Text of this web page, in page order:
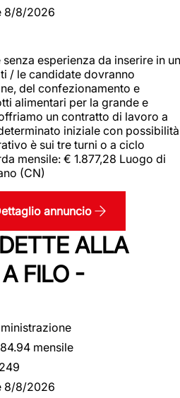
8/8/2026
esperienza da inserire in un
/ le candidate dovranno
del confezionamento e
alimentari per la grande e
un contratto di lavoro a
iniziale con possibilità
è sui tre turni o a ciclo
mensile: € 1.877,28 Luogo di
(CN)
annuncio
ALLA
FILO -
mensile
8/8/2026